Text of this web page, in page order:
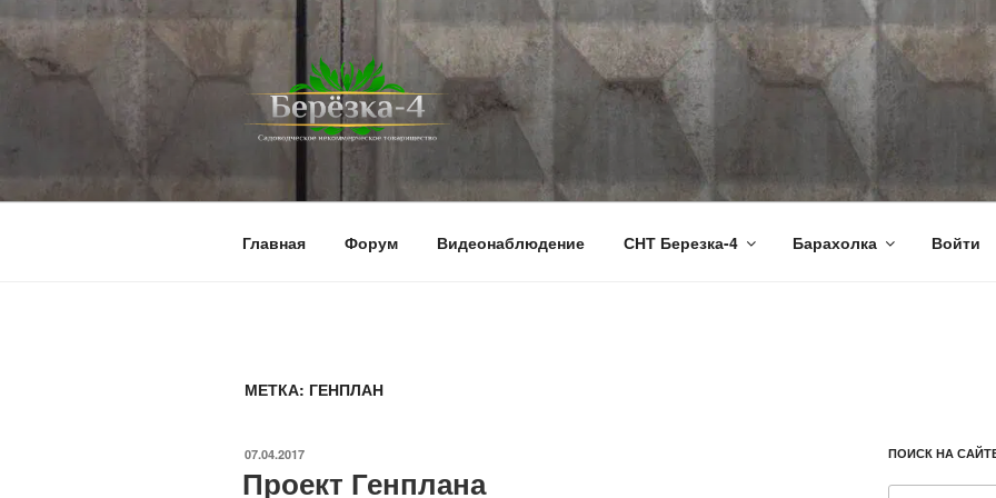
к
содержимому
BEREZKA4.RU
СНТ Берёзка-4
Главная Форум Видеонаблюдение СНТ Березка-4 Барахолка Войти
МЕТКА: ГЕНПЛАН
ОПУБЛИКОВАНО
07.04.2017
Проект Генплана
ПОИСК НА